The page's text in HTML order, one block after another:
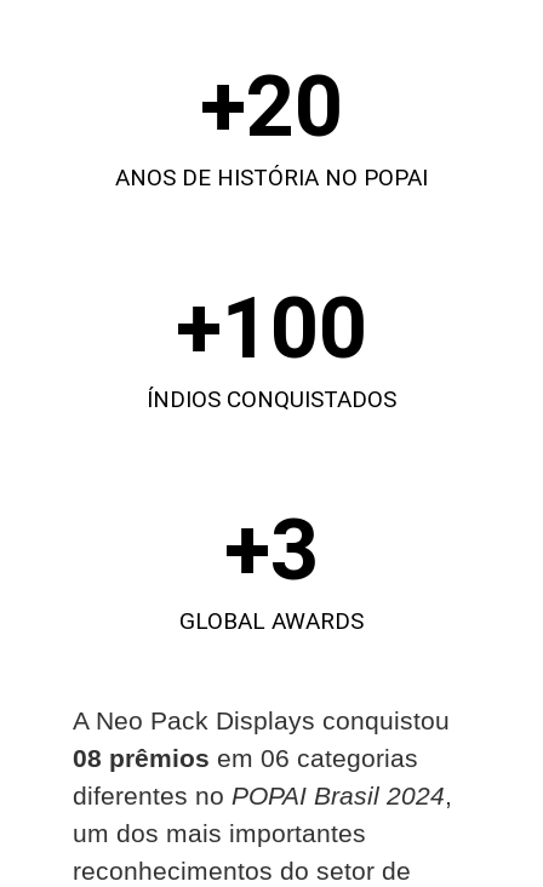
ANOS DE HISTÓRIA NO POPAI
+20
ÍNDIOS CONQUISTADOS
+100
GLOBAL AWARDS
+3
A Neo Pack Displays conquistou
08 prêmios em 06 categorias
diferentes no POPAI Brasil 2024,
um dos mais importantes
reconhecimentos do setor de